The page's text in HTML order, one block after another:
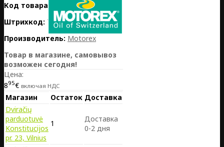
Код товара:
PL01-MOT309891
Штрихкод: 7611197000242
Производитель: Motorex
Товар в магазине, самовывоз
возможен сегодня!
Цена:
895€ включая НДС
Магазин Остаток Доставка
Dviračių
parduotuvė
Konstitucijos
pr. 23, Vilnius
1
Доставка
0-2 дня